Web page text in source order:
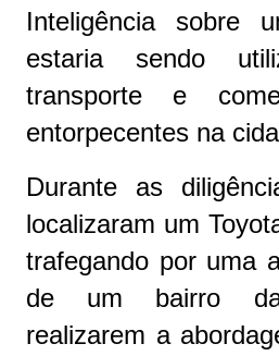
Inteligência sobre
estaria sendo
transporte e
entorpecentes na
Durante as
localizaram um
trafegando por uma
de um bairro
realizarem a